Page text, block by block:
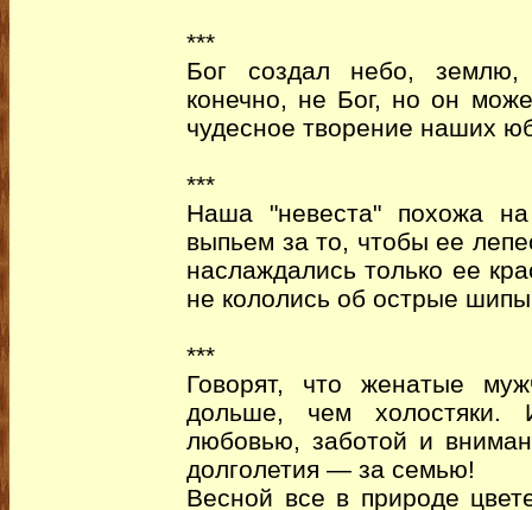
***
Бог создал небо, землю,
конечно, не Бог, но он
чудесное творение наших
***
Наша "невеста" похожа
выпьем за то, чтобы ее
наслаждались только ее
не кололись об острые
***
Говорят, что женатые
дольше, чем
любовью, заботой и
долголетия — за семью!
Весной все в природе